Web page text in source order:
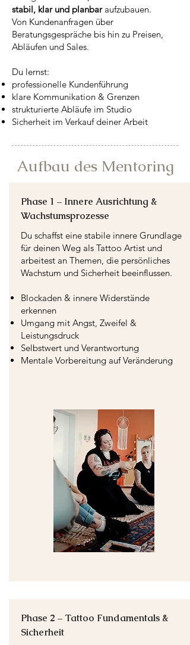
stabil, klar und planbaraufzubauen.
Von Kundenanfragen über
Beratungsgespräche bis hin zu Preisen,
Abläufen und Sales.
Du lernst:
professionelle Kundenführung
klare Kommunikation & Grenzen
strukturierte Abläufe im Studio
Sicherheit im Verkauf deiner Arbeit
Aufbau des Mentoring
Phase 1 – Innere Ausrichtung &
Wachstumsprozesse
Du schaffst eine stabile innere Grundlage
für deinen Weg als Tattoo Artist und
arbeitest an Themen, die persönliches
Wachstum und Sicherheit beeinflussen.
Blockaden & innere Widerstände
erkennen
Umgang mit Angst, Zweifel &
Leistungsdruck
Selbstwert und Verantwortung
Mentale Vorbereitung auf Veränderung
Phase 2 – Tattoo Fundamentals &
Sicherheit